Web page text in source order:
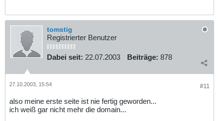
tomstig
Registrierter Benutzer
Dabei seit: 22.07.2003 Beiträge: 878
#11
27.10.2003, 15:54
also meine erste seite ist nie fertig geworden...
ich weiß gar nicht mehr die domain...